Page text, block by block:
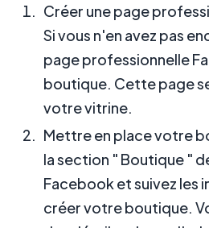
Créer une page
Si vous n'en avez pas
page professionnelle
boutique. Cette page
votre vitrine.
Mettre en place votre
la section " Boutique "
Facebook et suivez les
créer votre boutique.